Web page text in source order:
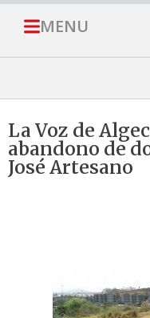
MENU
La Voz de
abandono de
José Artesano